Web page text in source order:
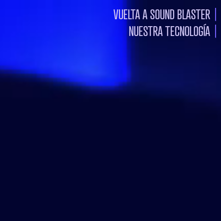
VUELTA A SOUND BLASTER
NUESTRA TECNOLOGÍA